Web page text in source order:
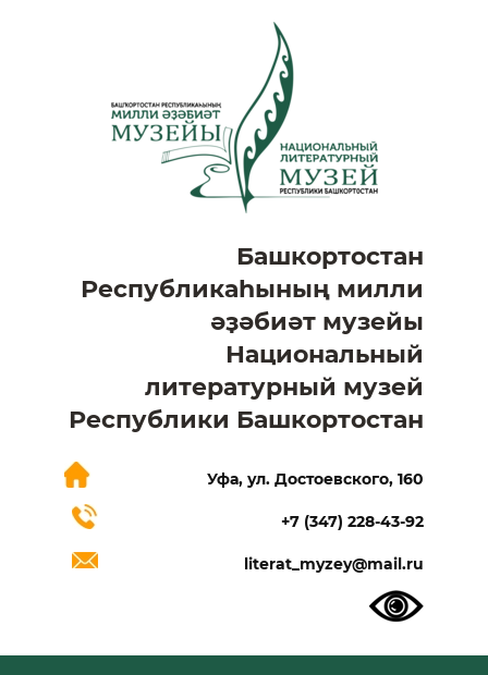
Башкортостан
Республикаһының милли
әҙәбиәт музейы
Национальный
литературный музей
Республики Башкортостан
Уфа, ул. Достоевского, 160
+7 (347) 228-43-92
literat_myzey@mail.ru